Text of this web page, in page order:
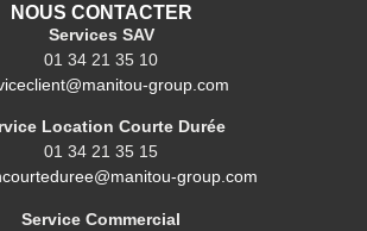
NOUS CONTACTER
Services SAV
01 34 21 35 10
group.com
Location Courte Durée
01 34 21 35 15
group.com
Service Commercial